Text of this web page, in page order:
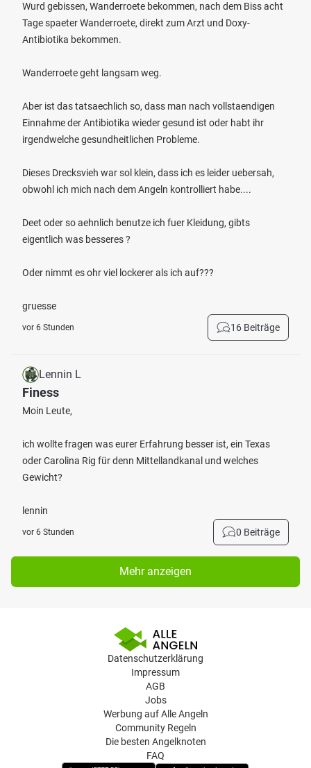
Wurd gebissen, Wanderroete bekommen, nach dem Biss acht
Tage spaeter Wanderroete, direkt zum Arzt und Doxy-
Antibiotika bekommen.
Wanderroete geht langsam weg.
Aber ist das tatsaechlich so, dass man nach vollstaendigen
Einnahme der Antibiotika wieder gesund ist oder habt ihr
irgendwelche gesundheitlichen Probleme.
Dieses Drecksvieh war sol klein, dass ich es leider uebersah,
obwohl ich mich nach dem Angeln kontrolliert habe....
Deet oder so aehnlich benutze ich fuer Kleidung, gibts
eigentlich was besseres ?
Oder nimmt es ohr viel lockerer als ich auf???
gruesse
vor 6 Stunden 16 Beiträge
Lennin L
Finess
Moin Leute,
ich wollte fragen was eurer Erfahrung besser ist, ein Texas
oder Carolina Rig für denn Mittellandkanal und welches
Gewicht?
lennin
vor 6 Stunden 0 Beiträge
Mehr anzeigen
Datenschutzerklärung
Impressum
AGB
Jobs
Werbung auf Alle Angeln
Community Regeln
Die besten Angelknoten
FAQ